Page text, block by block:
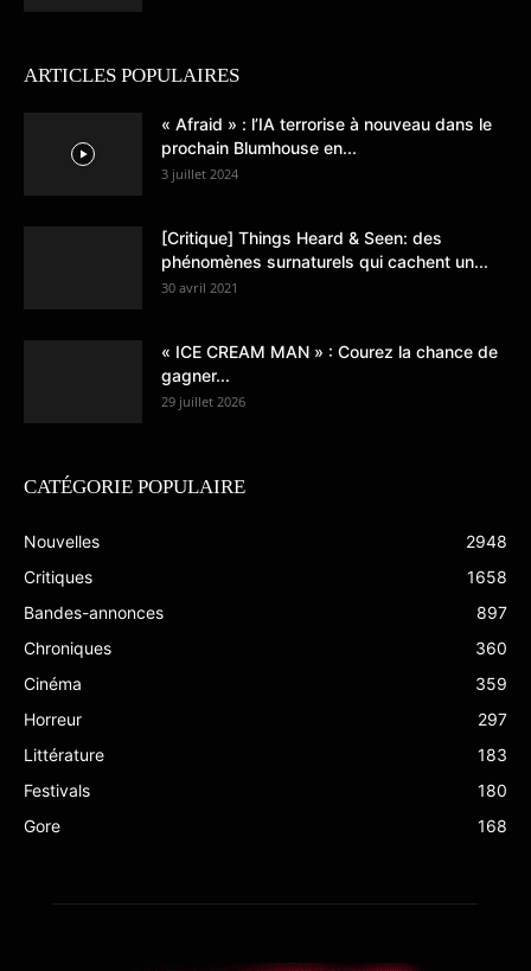
ARTICLES POPULAIRES
« Afraid » : l’IA terrorise à nouveau dans le
prochain Blumhouse en...
3 juillet 2024
[Critique] Things Heard & Seen: des
phénomènes surnaturels qui cachent un...
30 avril 2021
« ICE CREAM MAN » : Courez la chance de
gagner...
29 juillet 2026
CATÉGORIE POPULAIRE
Nouvelles
2948
Critiques
1658
Bandes-annonces
897
Chroniques
360
Cinéma
359
Horreur
297
Littérature
183
Festivals
180
Gore
168